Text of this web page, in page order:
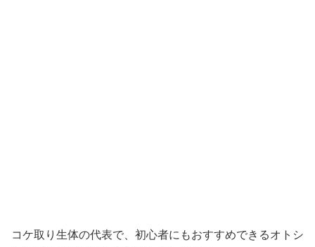
コケ取り生体の代表で、初心者にもおすすめできるオトシ